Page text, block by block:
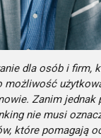
dla osób i firm,
Zanim jednak
nie musi
które pomagają